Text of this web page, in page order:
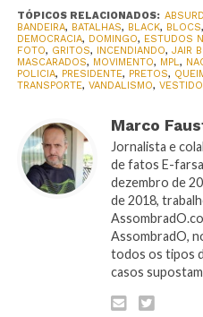
TÓPICOS RELACIONADOS:
BANDEIRA, BATALHAS, BLACK, BLOCS,
DEMOCRACIA, DOMINGO, ESTUDOS
FOTO, GRITOS, INCENDIANDO, JAIR
MASCARADOS, MOVIMENTO, MPL,
POLICIA, PRESIDENTE, PRETOS,
TRANSPORTE, VANDALISMO,
Marco
Jornalista e
de fatos E-
dezembro de
de 2018,
AssombradO,
todos os tipos
casos